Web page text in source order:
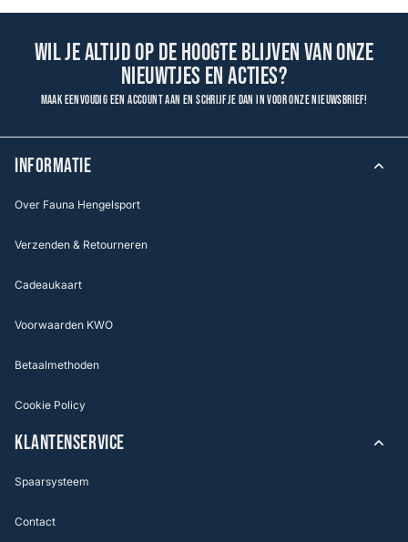
Wil je altijd op de hoogte blijven van onze
nieuwtjes en acties?
Maak eenvoudig een account aan en schrijf je dan in voor onze nieuwsbrief!
INFORMATIE
Over Fauna Hengelsport
Verzenden & Retourneren
Cadeaukaart
Voorwaarden KWO
Betaalmethoden
Cookie Policy
KLANTENSERVICE
Spaarsysteem
Contact